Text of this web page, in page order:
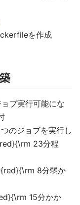
を作成
ブ実行可能にな
のジョブを実行し
23分程
8分弱か
15分かか